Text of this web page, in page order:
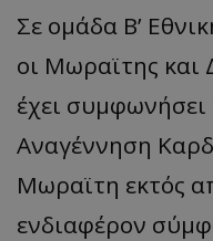
Σε ομάδα Β’
οι Μωραϊτης και
έχει
Αναγέννηση
Μωραϊτη εκτός
ενδιαφέρον